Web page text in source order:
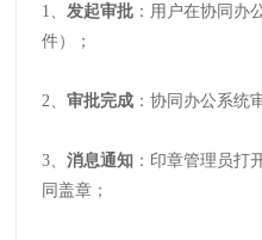
1、 发起审批 ：用户在协同办
件）；
2、审批完成 ：协同办公系统
3、消息通知 ：印章管理员打
同盖章；